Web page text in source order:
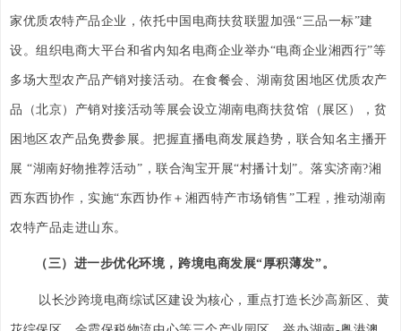
家优质农特产品企业，依托中国电商扶贫联盟加强“三品一标”建
设。组织电商大平台和省内知名电商企业举办“电商企业湘西行”等
多场大型农产品产销对接活动。在食餐会、湖南贫困地区优质农产
品（北京）产销对接活动等展会设立湖南电商扶贫馆（展区），贫
困地区农产品免费参展。把握直播电商发展趋势，联合知名主播开
展 “湖南好物推荐活动”，联合淘宝开展“村播计划”。落实济南?湘
西东西协作，实施“东西协作＋湘西特产市场销售”工程，推动湖南
农特产品走进山东。
（三）进一步优化环境，跨境电商发展“厚积薄发”。
以长沙跨境电商综试区建设为核心，重点打造长沙高新区、黄